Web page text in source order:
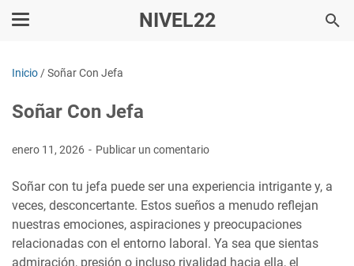
NIVEL22
Inicio /Soñar Con Jefa
Soñar Con Jefa
enero 11, 2026 Publicar un comentario
Soñar con tu jefa puede ser una experiencia intrigante y, a
veces, desconcertante. Estos sueños a menudo reflejan
nuestras emociones, aspiraciones y preocupaciones
relacionadas con el entorno laboral. Ya sea que sientas
admiración, presión o incluso rivalidad hacia ella, el